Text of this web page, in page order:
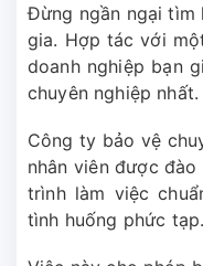
Đừng ngần ngại tìm
gia. Hợp tác với
doanh nghiệp bạn
chuyên nghiệp nhất.
Công ty bảo vệ
nhân viên được
trình làm việc
tình huống phức tạp.